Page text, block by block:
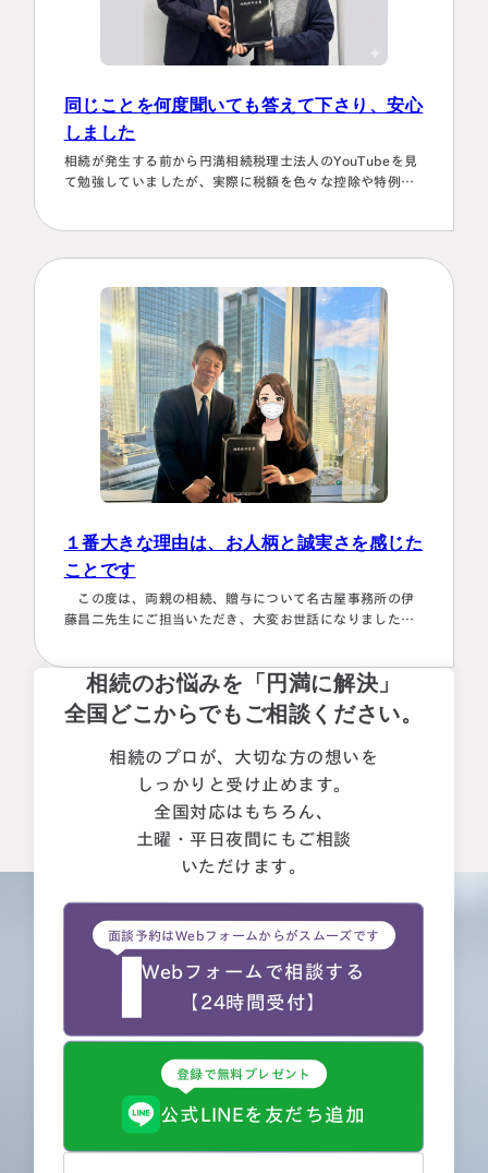
同じことを何度聞いても答えて下さり、安心
しました
相続が発生する前から円満相続税理士法人のYouTubeを見
て勉強していましたが、実際に税額を色々な控除や特例を
ず、届いた書類を全部加藤先生へメールで送ってまとめあ
げて頂きました。心配で同じこと…
１番大きな理由は、お人柄と誠実さを感じた
ことです
この度は、両親の相続、贈与について名古屋事務所の伊
藤昌二先生にご担当いただき、大変お世話になりました。
ュートラルでした。 ②丁寧なご対応とわかりやすい説明で
した。 素人がわかりやすいように、わかるまで何度も教
えて下さいました。 ③お人柄と同様に、専門家として全面
相続のお悩みを「円満に解決」
全国どこからでもご相談ください。
相続のプロが、大切な方の想いを
しっかりと受け止めます。
全国対応はもちろん、
土曜・平日夜間にもご相談
いただけます。
面談予約はWebフォームからがスムーズです
Webフォームで相談する
【24時間受付】
登録で無料プレゼント
公式LINEを友だち追加